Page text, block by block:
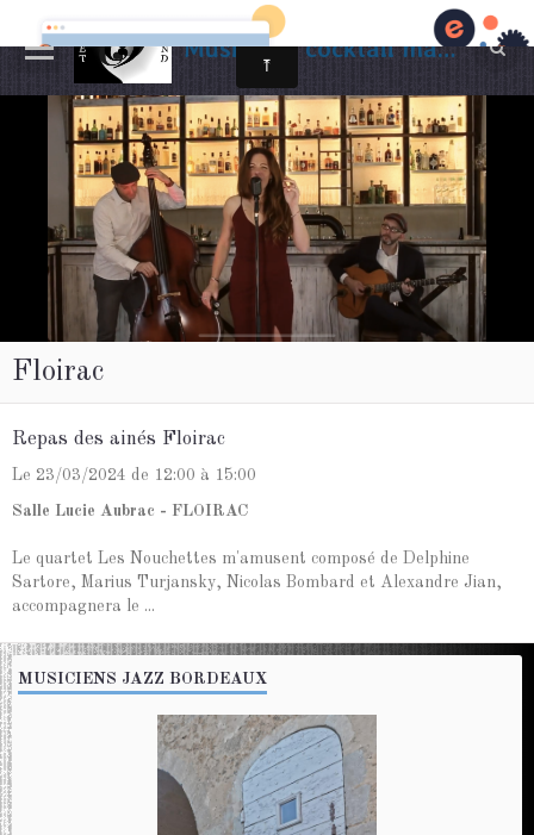
Musiciens cocktail mariage Gironde
Floirac
Repas des ainés Floirac
Le 23/03/2024 de 12:00 à 15:00
Salle Lucie Aubrac - FLOIRAC
Le quartet Les Nouchettes m'amusent composé de Delphine
Sartore, Marius Turjansky, Nicolas Bombard et Alexandre Jian,
accompagnera le ...
MUSICIENS JAZZ BORDEAUX